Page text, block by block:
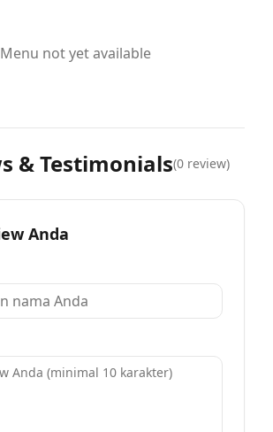
Menu not yet available
& Testimonials(0 review)
Anda